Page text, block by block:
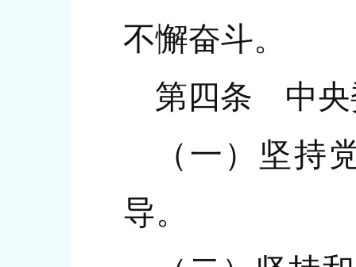
不懈奋斗。
第四条 中央
（一）坚持
导。